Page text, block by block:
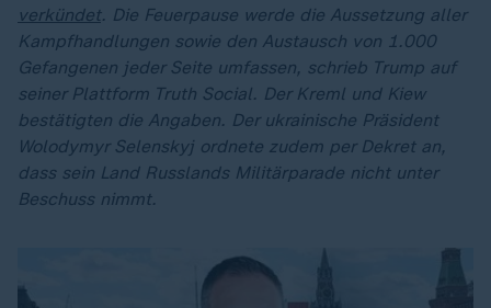
verkündet. Die Feuerpause werde die Aussetzung aller
Kampfhandlungen sowie den Austausch von 1.000
Gefangenen jeder Seite umfassen, schrieb Trump auf
seiner Plattform Truth Social. Der Kreml und Kiew
bestätigten die Angaben. Der ukrainische Präsident
Wolodymyr Selenskyj ordnete zudem per Dekret an,
dass sein Land Russlands Militärparade nicht unter
Beschuss nimmt.